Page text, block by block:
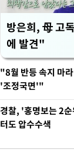
방은희, 母 고
에 발견"
"8월 반등 속지 마
'조정국면'"
경찰, '홍명보는 2
터도 압수수색